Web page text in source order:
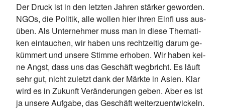
Der Druck ist in den letz­ten Jah­ren stär­ker ge­wor­den.
NGOs, die Po­li­tik, alle wol­len hier ih­ren Ein­fl uss aus­
üben. Als Un­ter­neh­mer muss man in die­se The­ma­ti­
ken ein­tau­chen, wir ha­ben uns recht­zei­tig dar­um ge­
küm­mert und un­se­re Stim­me er­ho­ben. Wir ha­ben kei­
ne Angst, dass uns das Ge­schäft weg­bricht. Es läuft
sehr gut, nicht zu­letzt dank der Märk­te in Asi­en. Klar
wird es in Zu­kunft Ver­än­de­run­gen ge­ben. Aber es ist
ja un­se­re Auf­ga­be, das Ge­schäft wei­ter­zu­ent­wi­ckeln.